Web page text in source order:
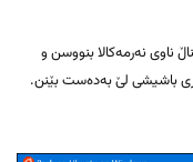
ناوی نەرمەکالا بنووسن و